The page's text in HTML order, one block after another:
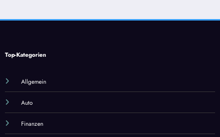
Top-Kategorien
Allgemein
Auto
Finanzen